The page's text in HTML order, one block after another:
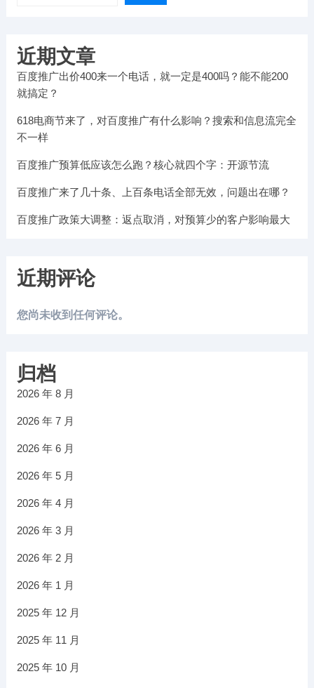
近期文章
百度推广出价400来一个电话，就一定是400吗？能不能200
就搞定？
618电商节来了，对百度推广有什么影响？搜索和信息流完全
不一样
百度推广预算低应该怎么跑？核心就四个字：开源节流
百度推广来了几十条、上百条电话全部无效，问题出在哪？
百度推广政策大调整：返点取消，对预算少的客户影响最大
近期评论
您尚未收到任何评论。
归档
2026 年 8 月
2026 年 7 月
2026 年 6 月
2026 年 5 月
2026 年 4 月
2026 年 3 月
2026 年 2 月
2026 年 1 月
2025 年 12 月
2025 年 11 月
2025 年 10 月